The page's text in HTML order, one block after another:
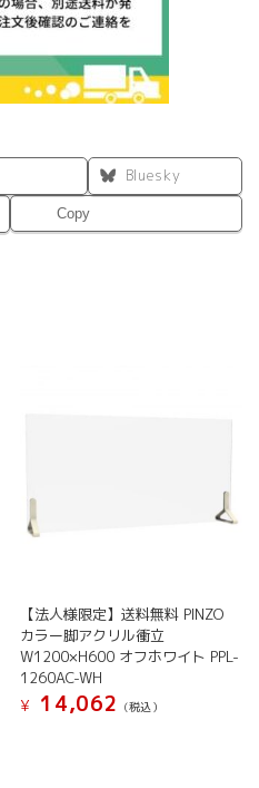
Bluesky
Copy
【法人様限定】送料無料 PINZO
カラー脚アクリル衝立
W1200×H600 オフホワイト PPL-
1260AC-WH
¥
14,062 (税込）